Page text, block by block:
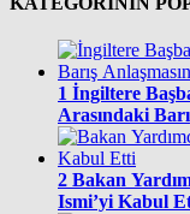
1 İngiltere
Arasındaki
2 Bakan
Ismi’yi Kabul